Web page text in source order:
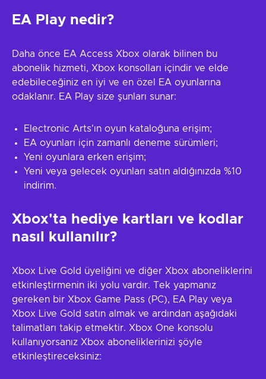
EA Play nedir?
Daha önce EA Access Xbox olarak bilinen bu
abonelik hizmeti, Xbox konsolları içindir ve elde
edebileceğiniz en iyi ve en özel EA oyunlarına
odaklanır. EA Play size şunları sunar:
Electronic Arts'ın oyun kataloğuna erişim;
EA oyunları için zamanlı deneme sürümleri;
Yeni oyunlara erken erişim;
Yeni veya gelecek oyunları satın aldığınızda %10
indirim.
Xbox'ta hediye kartları ve kodlar
nasıl kullanılır?
Xbox Live Gold üyeliğini ve diğer Xbox aboneliklerini
etkinleştirmenin iki yolu vardır. Tek yapmanız
gereken bir Xbox Game Pass (PC), EA Play veya
Xbox Live Gold satın almak ve ardından aşağıdaki
talimatları takip etmektir. Xbox One konsolu
kullanıyorsanız Xbox aboneliklerinizi şöyle
etkinleştireceksiniz: